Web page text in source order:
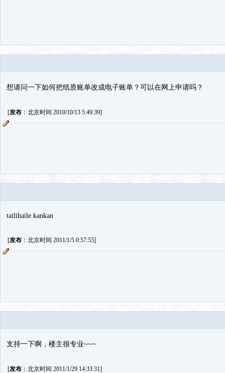
想请问一下如何把纸质账单改成电子账单？可以在网上申请吗？
[发布：北京时间 2010/10/13 5:49:39]
tailihaile.kankan
[发布：北京时间 2011/1/5 0:57:55]
支持一下啊，楼主很专业~~~
[发布：北京时间 2011/1/29 14:33:31]